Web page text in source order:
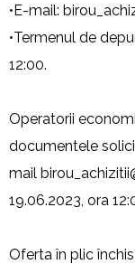
•E-mail:
•Termenul de
12:00.
Operatorii
documentele
mail
19.06.2023, ora
Oferta în plic